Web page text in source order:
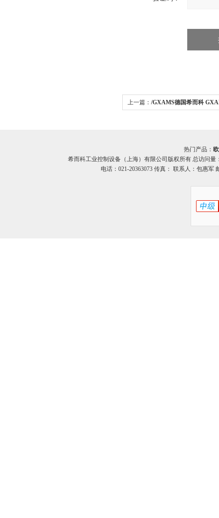
上一篇： /GXAMS德国希而科
热门产品：
希而科工业控制设备（上海）有限公司版权所有 总访问量
电话：021-20363073 传真： 联系人：包惠军